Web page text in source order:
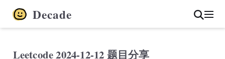
Decade
Leetcode 2024-12-12 题目分享